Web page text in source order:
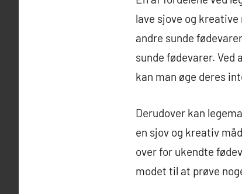
lave sjove og
andre sunde
sunde fødevarer.
kan man øge deres
Derudover kan
en sjov og kreativ
over for ukendte
modet til at prøve